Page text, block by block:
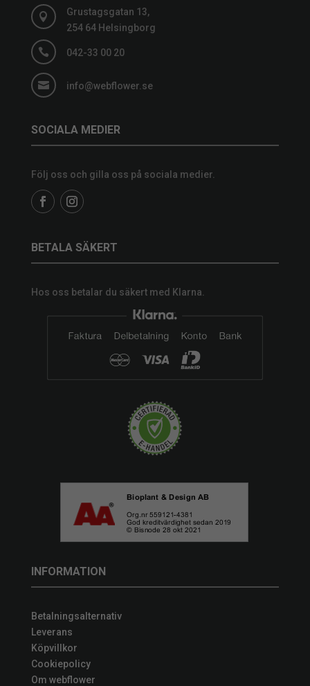

Grustagsgatan 13,
254 64 Helsingborg
 042-33 00 20
 info@webflower.se
SOCIALA MEDIER
Följ oss och gilla oss på sociala medier.
BETALA SÄKERT
Hos oss betalar du säkert med Klarna.
INFORMATION
Betalningsalternativ
Leverans
Köpvillkor
Cookiepolicy
Om webflower